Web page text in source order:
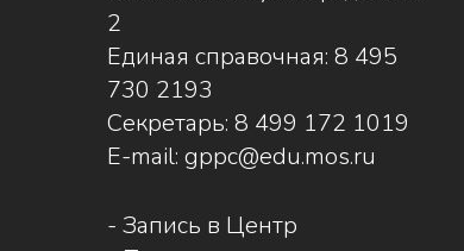
2
Единая справочная: 8 495
730 2193
Секретарь: 8 499 172 1019
E-mail: gppc@edu.mos.ru
- Запись в Центр